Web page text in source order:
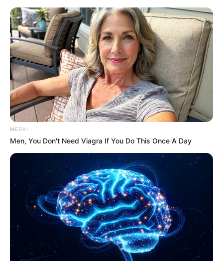
คนเกิดวันเสาร์
หากชีวิตติดขัดในวันนี้แนะนำให้หาโอกาสไหว้พระ
ประธานในโบสถ์ หากไม่สะดวก ก็เปิดรูปพระพุทธชิน
ราช แล้วตั้งจิตอธิษฐานขอให้เรื่องร้ายๆกลายเป็นดี
คนเกิดอาทิตย์
การแก้เคล็ดเสริมดวงในวันนี้แนะนำทำบุญกับโรง
พยาบาล หรือคนป่วยยากไร้ ด้วยจำนวนที่ลงท้าย
ด้วย 8 บาท อานิสงส์จะช่วยทำให้ท่านไร้กังวล ชีวิต
ราบรื่นขึ้น
คำทำนายโดย อ.มิก พชร ทูตเทวะ
ข้อมูลที่เกี่ยวข้อง
บทสวดมนต์
MEDVI
Men, You Don't Need Viagra If You Do This Once A Day